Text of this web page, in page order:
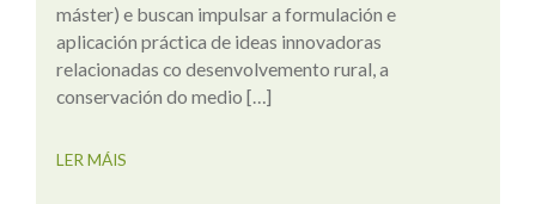
máster) e buscan impulsar a formulación e
aplicación práctica de ideas innovadoras
relacionadas co desenvolvemento rural, a
conservación do medio […]
LER MÁIS